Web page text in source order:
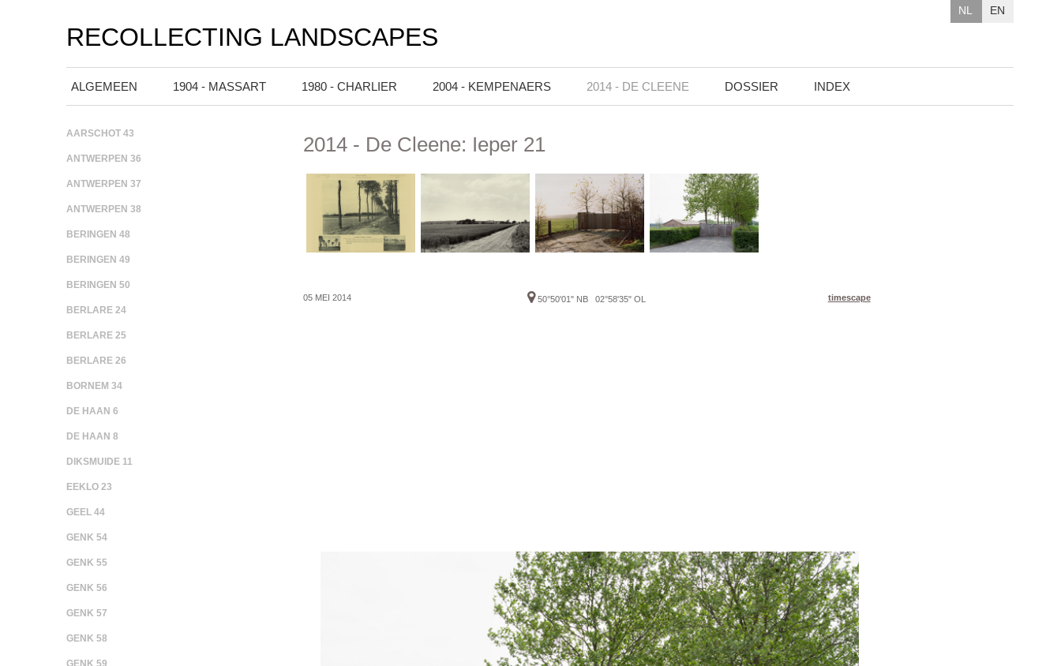
EN
NL
RECOLLECTING LANDSCAPES
ALGEMEEN 1904 - MASSART 1980 - CHARLIER 2004 - KEMPENAERS 2014 - DE CLEENE DOSSIER INDEX
AARSCHOT 43
ANTWERPEN 36
ANTWERPEN 37
ANTWERPEN 38
BERINGEN 48
BERINGEN 49
BERINGEN 50
BERLARE 24
BERLARE 25
BERLARE 26
BORNEM 34
DE HAAN 6
DE HAAN 8
DIKSMUIDE 11
EEKLO 23
GEEL 44
GENK 54
GENK 55
GENK 56
GENK 57
GENK 58
GENK 59
2014 - De Cleene: Ieper 21
05 MEI 2014 50°50'01" NB 02°58'35" OL timescape